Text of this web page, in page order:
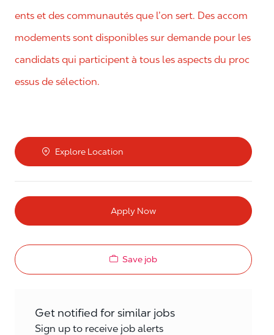
ents et des communautés que l’on sert. Des accom
modements sont disponibles sur demande pour les
candidats qui participent à tous les aspects du proc
essus de sélection.
Explore Location
Apply Now
Save job
Get notified for similar jobs
Sign up to receive job alerts